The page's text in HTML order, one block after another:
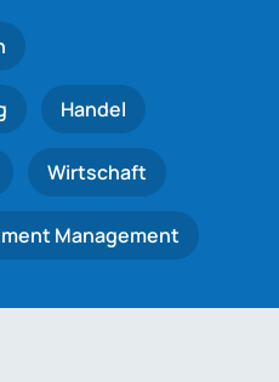
Handel
Wirtschaft
Management